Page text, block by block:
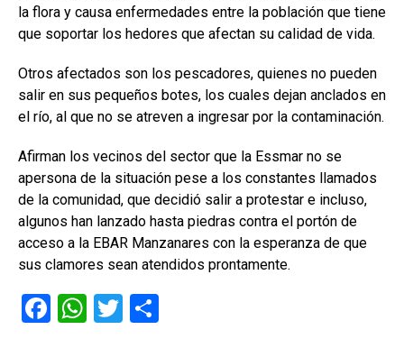
la flora y causa enfermedades entre la población que tiene
que soportar los hedores que afectan su calidad de vida.
Otros afectados son los pescadores, quienes no pueden
salir en sus pequeños botes, los cuales dejan anclados en
el río, al que no se atreven a ingresar por la contaminación.
Afirman los vecinos del sector que la Essmar no se
apersona de la situación pese a los constantes llamados
de la comunidad, que decidió salir a protestar e incluso,
algunos han lanzado hasta piedras contra el portón de
acceso a la EBAR Manzanares con la esperanza de que
sus clamores sean atendidos prontamente.
F
W T